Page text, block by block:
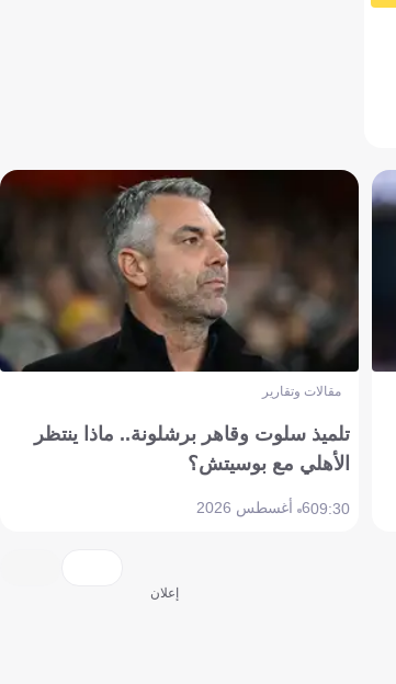
مقالات وتقارير
تلميذ سلوت وقاهر برشلونة.. ماذا ينتظر
الأهلي مع بوسيتش؟
09:306 أغسطس 2026
إعلان